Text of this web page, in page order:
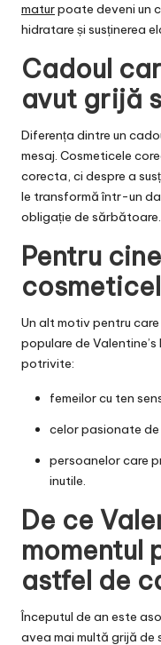
maturpoate deveni un
hidratare și susținerea
Cadoul
avut grijă
Diferența dintre un
mesaj. Cosmeticele
corecta, ci despre a
le transformă într-un
obligație de sărbătoare.
Pentru
Un alt motiv pentru
populare de
potrivite:
femeilor cu ten
celor pasionate de
persoanelor care
inutile.
De ce
momentul
astfel de
Începutul de an este
avea mai multă grijă de